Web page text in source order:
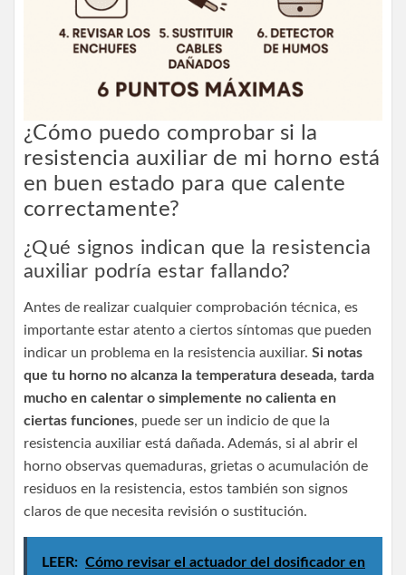
¿Cómo puedo comprobar si la
resistencia auxiliar de mi horno está
en buen estado para que calente
correctamente?
¿Qué signos indican que la resistencia
auxiliar podría estar fallando?
Antes de realizar cualquier comprobación técnica, es
importante estar atento a ciertos síntomas que pueden
indicar un problema en la resistencia auxiliar. Si notas
que tu horno no alcanza la temperatura deseada, tarda
mucho en calentar o simplemente no calienta en
ciertas funciones, puede ser un indicio de que la
resistencia auxiliar está dañada. Además, si al abrir el
horno observas quemaduras, grietas o acumulación de
residuos en la resistencia, estos también son signos
claros de que necesita revisión o sustitución.
LEER: Cómo revisar el actuador del dosificador en